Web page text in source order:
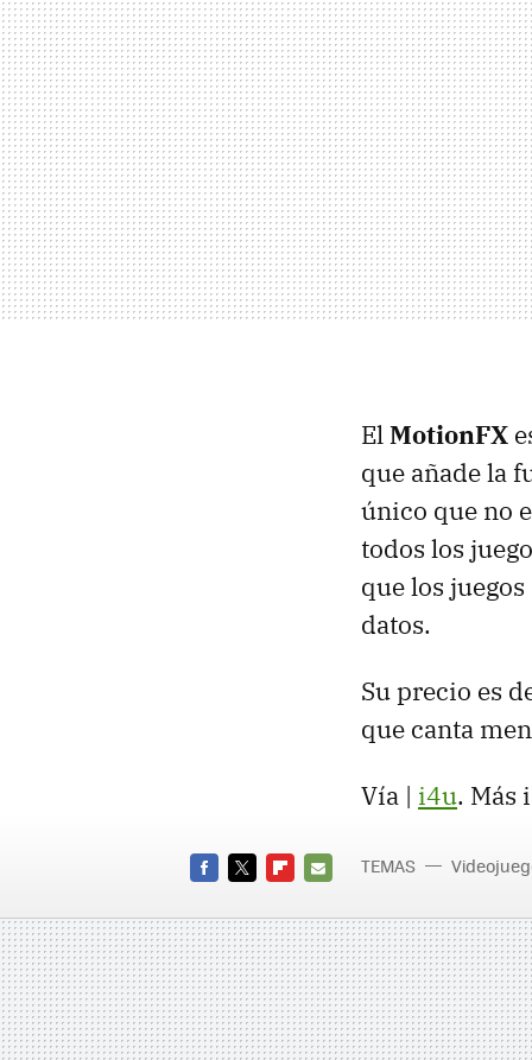
ElMotionFX
que añade la
único que no
todos los
que los
datos.
Su precio es
que canta
Vía | i4u. Más
MAIL
TEMAS